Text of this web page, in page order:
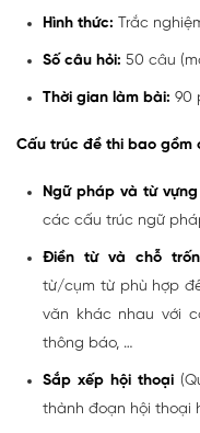
Hình thức: Trắc
Số câu hỏi: 50 câu
Thời gian làm bài: 90
Cấu trúc đề thi bao gồm
Ngữ pháp và từ vựng
các cấu trúc ngữ
Điền từ và chỗ
từ/cụm từ phù hợp
văn khác nhau với
thông báo, …
Sắp xếp hội thoại
thành đoạn hội thoại